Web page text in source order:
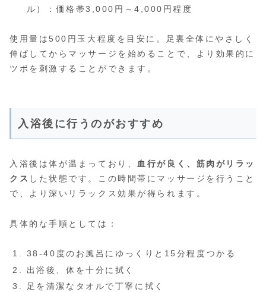
ル）：価格帯3,000円～4,000円程度
使用量は500円玉大程度を目安に。足裏全体にやさしく
伸ばしてからマッサージを始めることで、より効果的に
ツボを刺激することができます。
入浴後に行うのがおすすめ
入浴後は体が温まっており、血行が良く、筋肉がリラッ
クス した状態です。この時間帯にマッサージを行うこと
で、より深いリラックス効果が得られます。
具体的な手順としては：
38-40度のお風呂にゆっくりと15分程度つかる
出浴後、体を十分に拭く
足を清潔なタオルで丁寧に拭く